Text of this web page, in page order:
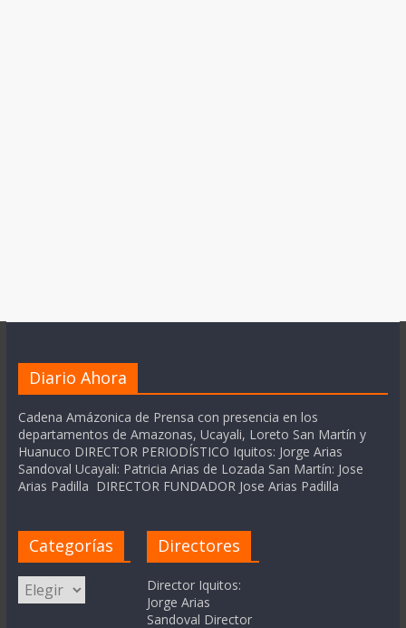
Diario Ahora
Cadena Amázonica de Prensa con presencia en los
departamentos de Amazonas, Ucayali, Loreto San Martín y
Huanuco DIRECTOR PERIODÍSTICO Iquitos: Jorge Arias
Sandoval Ucayali: Patricia Arias de Lozada San Martín: Jose
Arias Padilla DIRECTOR FUNDADOR Jose Arias Padilla
Categorías
Categorías
Directores
Director Iquitos:
Jorge Arias
Sandoval Director